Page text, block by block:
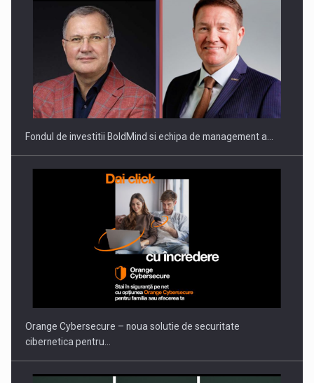
Fondul de investitii BoldMind si echipa de management a…
Orange Cybersecure – noua solutie de securitate
cibernetica pentru…